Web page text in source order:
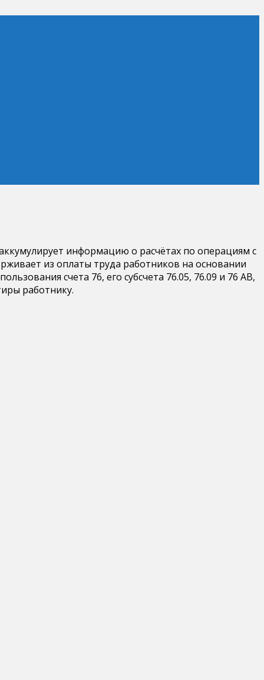
информацию о расчётах по операциям с
из оплаты труда работников на основании
счета 76, его субсчета 76.05, 76.09 и 76 АВ,
работнику.